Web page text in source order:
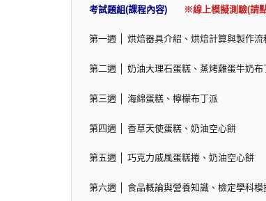
考試題組(課程內容) ※線上模擬測驗(請
第一週 │ 烘焙器具介紹、烘焙計算與製作流
第二週 │ 奶油大理石蛋糕、蒸烤雞蛋牛奶布
第三週 │ 海綿蛋糕、檸檬布丁派
第四週 │ 香草天使蛋糕、奶油空心餅
第五週 │ 巧克力戚風蛋糕捲、奶油空心餅
第六週 │ 食品概論與營養知識、檢定學科模